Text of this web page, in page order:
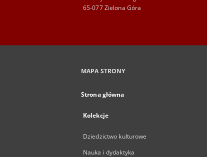
65-077 Zielona Góra
MAPA STRONY
Strona główna
Kolekcje
Dziedzictwo kulturowe
Nauka i dydaktyka